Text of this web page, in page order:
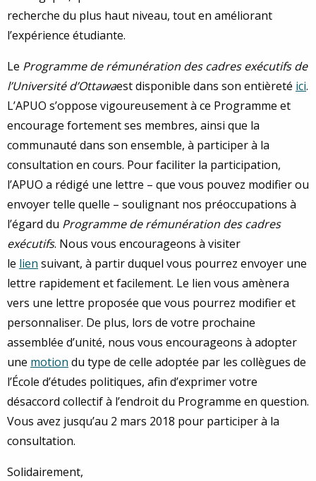
recherche du plus haut niveau, tout en améliorant
l’expérience étudiante.
Le Programme de rémunération des cadres exécutifs de
l’Université d’Ottawaest disponible dans son entièreté ici.
L’APUO s’oppose vigoureusement à ce Programme et
encourage fortement ses membres, ainsi que la
communauté dans son ensemble, à participer à la
consultation en cours. Pour faciliter la participation,
l’APUO a rédigé une lettre – que vous pouvez modifier ou
envoyer telle quelle – soulignant nos préoccupations à
l’égard du Programme de rémunération des cadres
exécutifs. Nous vous encourageons à visiter
le lien suivant, à partir duquel vous pourrez envoyer une
lettre rapidement et facilement. Le lien vous amènera
vers une lettre proposée que vous pourrez modifier et
personnaliser. De plus, lors de votre prochaine
assemblée d’unité, nous vous encourageons à adopter
une motion du type de celle adoptée par les collègues de
l’École d’études politiques, afin d’exprimer votre
désaccord collectif à l’endroit du Programme en question.
Vous avez jusqu’au 2 mars 2018 pour participer à la
consultation.
Solidairement,